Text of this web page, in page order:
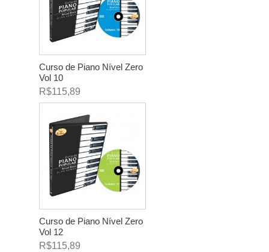
Curso de Piano Nível Zero
Vol 10
R$115,89
Curso de Piano Nível Zero
Vol 12
R$115,89